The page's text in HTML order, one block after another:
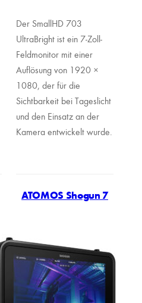
Der SmallHD 703
UltraBright ist ein 7-Zoll-
Feldmonitor mit einer
Auflösung von 1920 ×
1080, der für die
Sichtbarkeit bei Tageslicht
und den Einsatz an der
Kamera entwickelt wurde.
ATOMOS Shogun 7